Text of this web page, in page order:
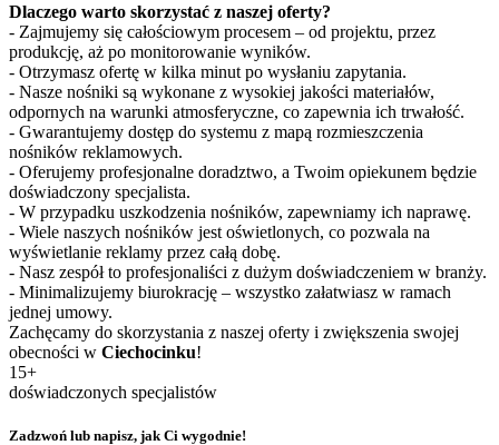
Dlaczego warto skorzystać z naszej oferty?
- Zajmujemy się całościowym procesem – od projektu, przez
produkcję, aż po monitorowanie wyników.
- Otrzymasz ofertę w kilka minut po wysłaniu zapytania.
- Nasze nośniki są wykonane z wysokiej jakości materiałów,
odpornych na warunki atmosferyczne, co zapewnia ich trwałość.
- Gwarantujemy dostęp do systemu z mapą rozmieszczenia
nośników reklamowych.
- Oferujemy profesjonalne doradztwo, a Twoim opiekunem będzie
doświadczony specjalista.
- W przypadku uszkodzenia nośników, zapewniamy ich naprawę.
- Wiele naszych nośników jest oświetlonych, co pozwala na
wyświetlanie reklamy przez całą dobę.
- Nasz zespół to profesjonaliści z dużym doświadczeniem w branży.
- Minimalizujemy biurokrację – wszystko załatwiasz w ramach
jednej umowy.
Zachęcamy do skorzystania z naszej oferty i zwiększenia swojej
obecności w Ciechocinku!
15+
doświadczonych specjalistów
Zadzwoń lub napisz, jak Ci wygodnie!